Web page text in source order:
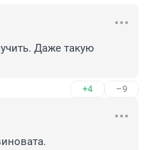
Даже такую
+4 –9